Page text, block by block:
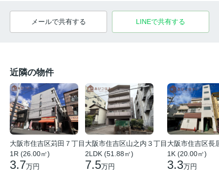
メールで共有する LINEで共有する
近隣の物件
大阪市住吉区苅田７丁目
1R (26.00㎡)
3.7万円
大阪市住吉区山之内３丁目
2LDK (51.88㎡)
7.5万円
大阪市住吉区長
1K (20.00㎡)
3.3万円